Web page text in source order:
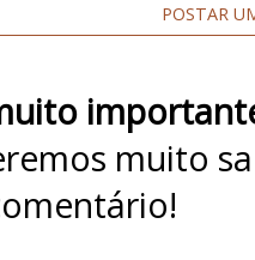
POSTAR
muito